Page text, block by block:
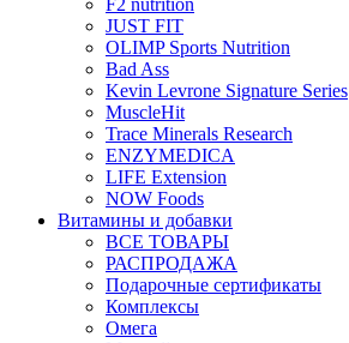
F2 nutrition
JUST FIT
OLIMP Sports Nutrition
Bad Ass
Kevin Levrone Signature Series
MuscleHit
Trace Minerals Research
ENZYMEDICA
LIFE Extension
NOW Foods
Витамины и добавки
ВСЕ ТОВАРЫ
РАСПРОДАЖА
Подарочные сертификаты
Комплексы
Омега